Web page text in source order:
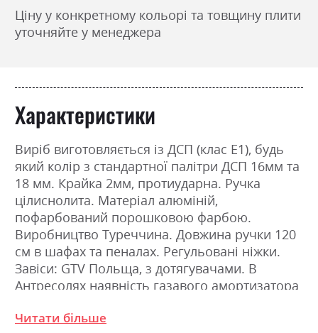
Ціну у конкретному кольорі та товщину плити
уточняйте у менеджера
Характеристики
Виріб виготовляється із ДСП (клас Е1), будь
який колір з стандартної палітри ДСП 16мм та
18 мм. Крайка 2мм, протиударна. Ручка
цілиснолита. Матеріал алюміній,
пофарбований порошковою фарбою.
Виробництво Туреччина. Довжина ручки 120
см в шафах та пеналах. Регульовані ніжки.
Завіси: GTV Польща, з дотягувачами. В
Антресолях наявність газавого амортизатора
фасаду без ручки, механізм Tip On GTV. В
Читати більше